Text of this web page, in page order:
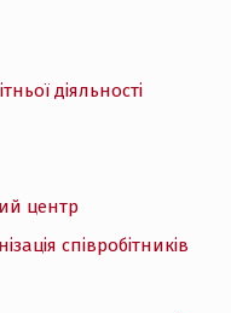
діяльності
центр
співробітників